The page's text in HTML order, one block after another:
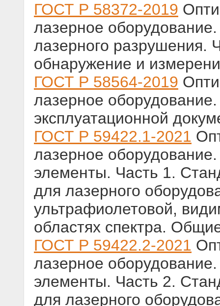
ГОСТ Р 58372-2019
лазерное
лазерного разрушения.
обнаружение и
ГОСТ Р 58564-2019
лазерное
эксплуатационной
ГОСТ Р 59422.1-2021
лазерное
элементы. Часть 1.
для лазерного
ультрафиолетовой,
областях спектра.
ГОСТ Р 59422.2-2021
лазерное
элементы. Часть 2.
для лазерного